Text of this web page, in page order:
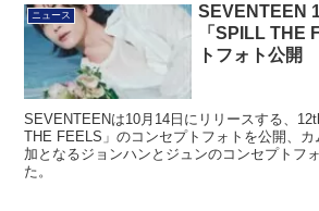
ニュース
SEVENTEEN
「SPILL THE
トフォト公開
SEVENTEENは10月14日にリリースする、
THE FEELS」のコンセプトフォトを公開、
加となるジョンハンとジュンのコンセプトフ
た。